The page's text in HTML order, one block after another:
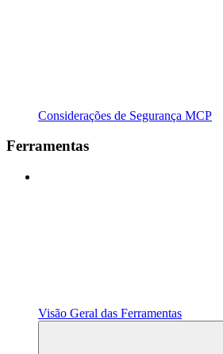
Considerações de Segurança MCP
Ferramentas
Visão Geral das Ferramentas